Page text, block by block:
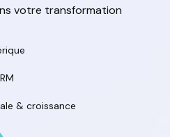
votre transformation
& croissance